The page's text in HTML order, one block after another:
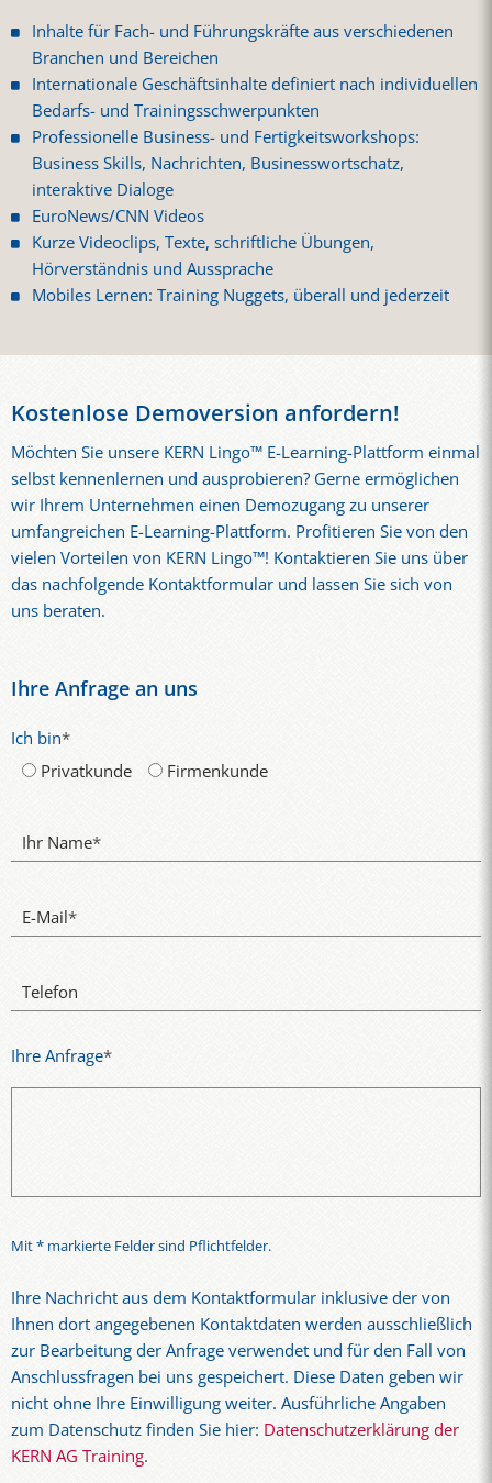
Inhalte für Fach- und Führungskräfte aus verschiedenen
Branchen und Bereichen
Internationale Geschäftsinhalte definiert nach individuellen
Bedarfs- und Trainingsschwerpunkten
Professionelle Business- und Fertigkeitsworkshops:
Business Skills, Nachrichten, Businesswortschatz,
interaktive Dialoge
EuroNews/CNN Videos
Kurze Videoclips, Texte, schriftliche Übungen,
Hörverständnis und Aussprache
Mobiles Lernen: Training Nuggets, überall und jederzeit
Kostenlose Demoversion anfordern!
Möchten Sie unsere KERN Lingo™ E-Learning-Plattform einmal
selbst kennenlernen und ausprobieren? Gerne ermöglichen
wir Ihrem Unternehmen einen Demozugang zu unserer
umfangreichen E-Learning-Plattform. Profitieren Sie von den
vielen Vorteilen von KERN Lingo™! Kontaktieren Sie uns über
das nachfolgende Kontaktformular und lassen Sie sich von
uns beraten.
Ihre Anfrage an uns
Ich bin*
Privatkunde
Firmenkunde
Ihr Name*
E-Mail*
Telefon
Ihre Anfrage*
Mit * markierte Felder sind Pflichtfelder.
Ihre Nachricht aus dem Kontaktformular inklusive der von
Ihnen dort angegebenen Kontaktdaten werden ausschließlich
zur Bearbeitung der Anfrage verwendet und für den Fall von
Anschlussfragen bei uns gespeichert. Diese Daten geben wir
nicht ohne Ihre Einwilligung weiter. Ausführliche Angaben
zum Datenschutz finden Sie hier: Datenschutzerklärung der
KERN AG Training.